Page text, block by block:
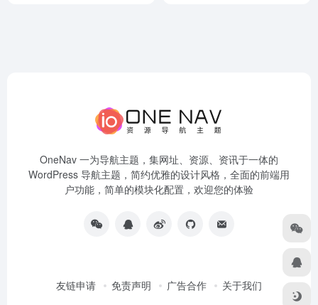
OneNav 一为导航主题，集网址、资源、资讯于一体的
WordPress 导航主题，简约优雅的设计风格，全面的前端用
户功能，简单的模块化配置，欢迎您的体验
友链申请 免责声明 广告合作 关于我们